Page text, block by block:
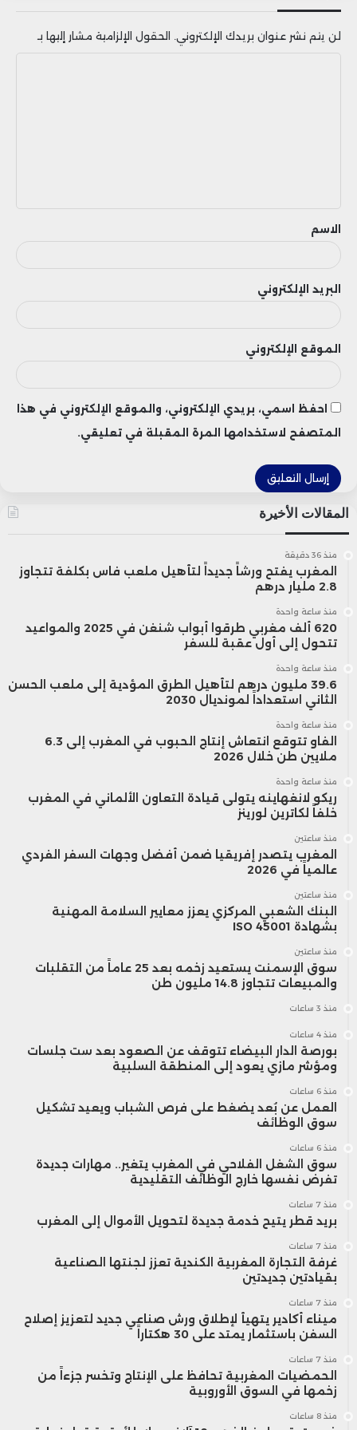
لن يتم نشر عنوان بريدك الإلكتروني. الحقول الإلزامية مشار إليها بـ
ق
الاسم
البريد الإلكتروني
الموقع الإلكتروني
احفظ اسمي، بريدي الإلكتروني، والموقع الإلكتروني في هذا
المتصفح لاستخدامها المرة المقبلة في تعليقي.
المقالات الأخيرة
منذ 36 دقيقة
المغرب يفتح ورشاً جديداً لتأهيل ملعب فاس بكلفة تتجاوز
2.8 مليار درهم
منذ ساعة واحدة
620 ألف مغربي طرقوا أبواب شنغن في 2025 والمواعيد
تتحول إلى أول عقبة للسفر
منذ ساعة واحدة
39.6 مليون درهم لتأهيل الطرق المؤدية إلى ملعب الحسن
الثاني استعداداً لمونديال 2030
منذ ساعة واحدة
الفاو تتوقع انتعاش إنتاج الحبوب في المغرب إلى 6.3
ملايين طن خلال 2026
منذ ساعة واحدة
ريكو لانغهاينه يتولى قيادة التعاون الألماني في المغرب
خلفاً لكاترين لورينز
منذ ساعتين
المغرب يتصدر إفريقيا ضمن أفضل وجهات السفر الفردي
عالمياً في 2026
منذ ساعتين
البنك الشعبي المركزي يعزز معايير السلامة المهنية
بشهادة ISO 45001
منذ ساعتين
سوق الإسمنت يستعيد زخمه بعد 25 عاماً من التقلبات
والمبيعات تتجاوز 14.8 مليون طن
منذ 3 ساعات
منذ 4 ساعات
بورصة الدار البيضاء تتوقف عن الصعود بعد ست جلسات
ومؤشر مازي يعود إلى المنطقة السلبية
منذ 6 ساعات
العمل عن بُعد يضغط على فرص الشباب ويعيد تشكيل
سوق الوظائف
منذ 6 ساعات
سوق الشغل الفلاحي في المغرب يتغير.. مهارات جديدة
تفرض نفسها خارج الوظائف التقليدية
منذ 7 ساعات
بريد قطر يتيح خدمة جديدة لتحويل الأموال إلى المغرب
منذ 7 ساعات
غرفة التجارة المغربية الكندية تعزز لجنتها الصناعية
بقيادتين جديدتين
منذ 7 ساعات
ميناء أكادير يتهيأ لإطلاق ورش صناعي جديد لتعزيز إصلاح
السفن باستثمار يمتد على 30 هكتاراً
منذ 7 ساعات
الحمضيات المغربية تحافظ على الإنتاج وتخسر جزءاً من
زخمها في السوق الأوروبية
منذ 8 ساعات